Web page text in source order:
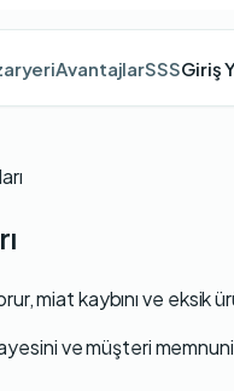
AvantajlarSSSGiriş
miat kaybını ve eksik
ve müşteri